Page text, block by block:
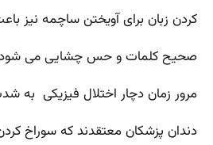
کردن زبان برای آویختن ساچمه نیز
صحیح کلمات و حس چشایی می شود
مرور زمان دچار اختلال فیزیکی به
دندان پزشکان معتقدند که سوراخ